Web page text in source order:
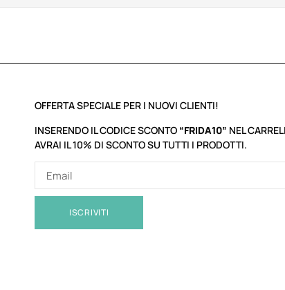
OFFERTA SPECIALE PER I NUOVI CLIENTI!
INSERENDO IL CODICE SCONTO “FRIDA10” NEL
AVRAI IL 10% DI SCONTO SU TUTTI I PRODOTTI.
ISCRIVITI